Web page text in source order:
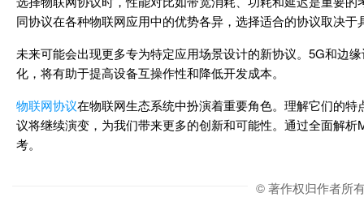
同协议在各种物联网应用中的优势各异，选择适合的协议取决于
未来可能会出现更多专为特定应用场景设计的新协议。5G和边
化，将有助于提高设备互操作性和降低开发成本。
物联网协议在物联网生态系统中扮演着重要角色。理解它们的
议将继续演变，为我们带来更多的创新和可能性。通过全面解
考。
© 著作权归作者所